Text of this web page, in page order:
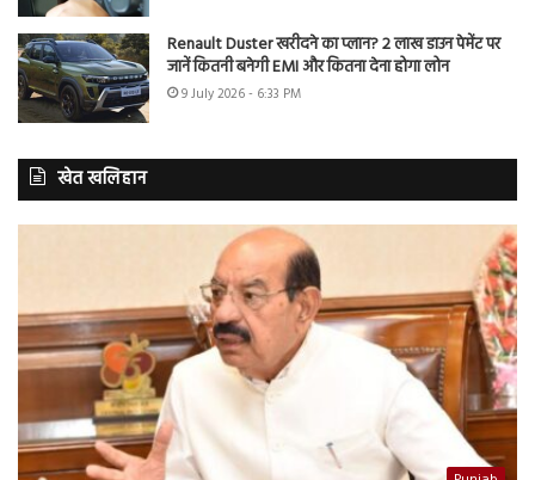
Renault Duster खरीदने का प्लान? 2 लाख डाउन पेमेंट पर
जानें कितनी बनेगी EMI और कितना देना होगा लोन
9 July 2026 - 6:33 PM
खेत खलिहान